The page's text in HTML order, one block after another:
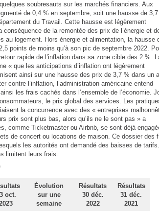
soubresauts sur les marchés financiers. Aux
de 0,4 % en septembre, soit une hausse de
du Travail. Cette hausse est légèrement
de la remontée des prix de l’énergie et
au logement. Hors énergie et alimentation, la hausse
points de moins qu’à son pic de septembre 2022.
rapide de l’inflation dans sa zone cible des 2 %.
« que les anticipations d’inflation ont légèrement
ainsi sur une hausse des prix de 3,7 % dans un
contre l’inflation, l’administration américaine entend
les frais cachés dans l’ensemble de l’économie.
le prix global des services. Les
la concurrence avec des « entreprises
prix sont plus bas, alors qu’ils ne le sont pas » a
comme Ticketmaster ou Airbnb, se sont déjà
de concert ou locations de maison. Ce dossier des
les autorités ont demandé des baisses de
limitent leurs frais.
oct.
Évolution
sur une
semaine
Résultats
30 déc.
2022
Résultats
31 déc.
2021